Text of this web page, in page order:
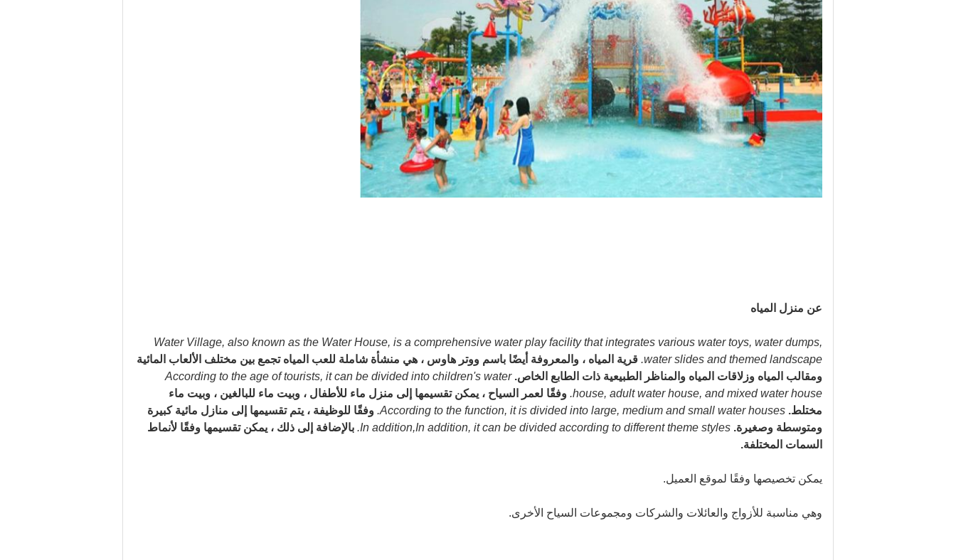
عن منزل المياه
Water Village, also known as the Water House, is a comprehensive water play facility that integrates various water toys, water dumps,
water slides and themed landscape. قرية المياه ، والمعروفة أيضًا باسم ووتر هاوس ، هي منشأة شاملة للعب المياه تجمع بين مختلف الألعاب المائية
ومقالب المياه وزلاقات المياه والمناظر الطبيعية ذات الطابع الخاص. According to the age of tourists, it can be divided into children's water
house, adult water house, and mixed water house. وفقًا لعمر السياح ، يمكن تقسيمها إلى منزل ماء للأطفال ، وبيت ماء للبالغين ، وبيت ماء
مختلط. According to the function, it is divided into large, medium and small water houses. وفقًا للوظيفة ، يتم تقسيمها إلى منازل مائية كبيرة
ومتوسطة وصغيرة. In addition,In addition, it can be divided according to different theme styles. بالإضافة إلى ذلك ، يمكن تقسيمها وفقًا لأنماط
السمات المختلفة.
يمكن تخصيصها وفقًا لموقع العميل.
وهي مناسبة للأزواج والعائلات والشركات ومجموعات السياح الأخرى.